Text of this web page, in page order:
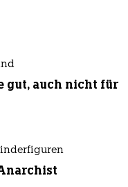
gut, auch nicht für